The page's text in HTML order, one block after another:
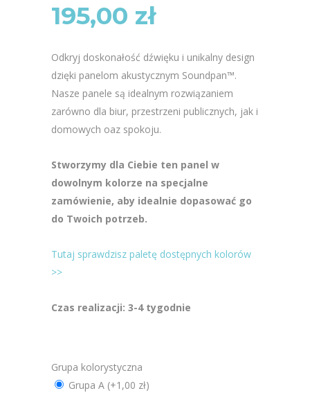
195,00 zł
Odkryj doskonałość dźwięku i unikalny design
dzięki panelom akustycznym Soundpan™.
Nasze panele są idealnym rozwiązaniem
zarówno dla biur, przestrzeni publicznych, jak i
domowych oaz spokoju.
Stworzymy dla Ciebie ten panel w
dowolnym kolorze na specjalne
zamówienie, aby idealnie dopasować go
do Twoich potrzeb.
Tutaj sprawdzisz paletę dostępnych kolorów
>>
Czas realizacji: 3-4 tygodnie
Grupa kolorystyczna
Grupa A (+1,00 zł)